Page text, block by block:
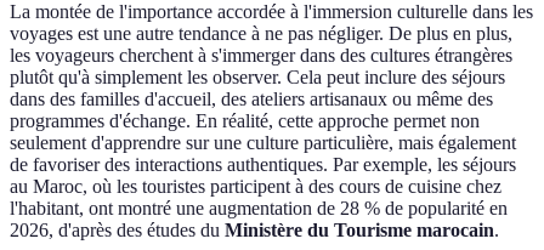
La montée de l'importance accordée à l'immersion culturelle dans les
voyages est une autre tendance à ne pas négliger. De plus en plus,
les voyageurs cherchent à s'immerger dans des cultures étrangères
plutôt qu'à simplement les observer. Cela peut inclure des séjours
dans des familles d'accueil, des ateliers artisanaux ou même des
programmes d'échange. En réalité, cette approche permet non
seulement d'apprendre sur une culture particulière, mais également
de favoriser des interactions authentiques. Par exemple, les séjours
au Maroc, où les touristes participent à des cours de cuisine chez
l'habitant, ont montré une augmentation de 28 % de popularité en
2026, d'après des études du Ministère du Tourisme marocain.